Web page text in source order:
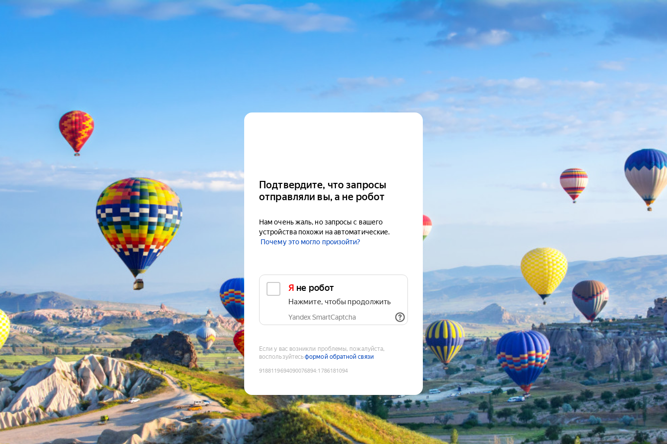
Подтвердите, что запросы
отправляли вы, а не робот
Нам очень жаль, но запросы с вашего
устройства похожи на автоматические.
Почему это могло произойти?
Я не робот
Нажмите, чтобы продолжить
Yandex SmartCaptcha
Если у вас возникли проблемы, пожалуйста,
воспользуйтесьформой обратной связи
9188119694090076894:1786181094